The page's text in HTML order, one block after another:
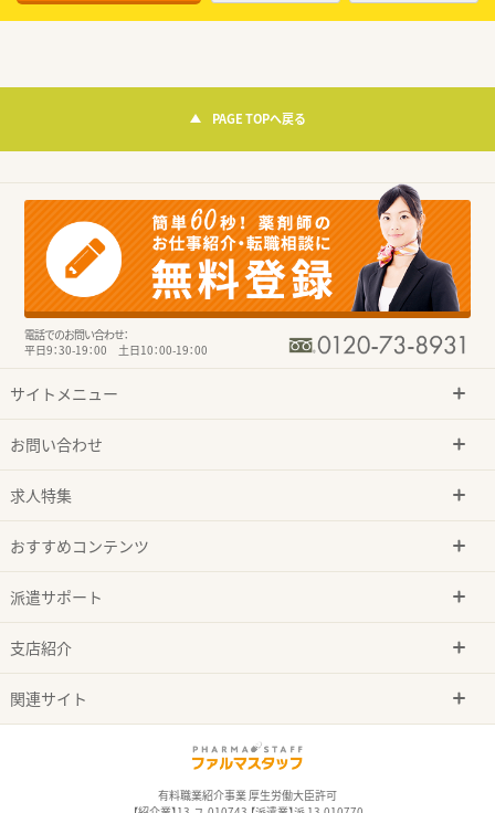
PAGE TOPへ戻る
電話でのお問い合わせ：
平日9：30-19：00 土日10：00-19：00
サイトメニュー
お問い合わせ
求人特集
おすすめコンテンツ
派遣サポート
支店紹介
関連サイト
有料職業紹介事業 厚生労働大臣許可